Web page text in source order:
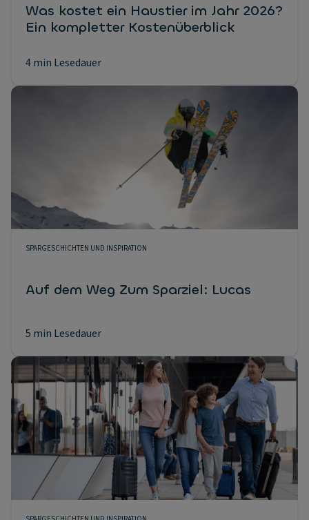
Was kostet ein Haustier im Jahr 2026?
Ein kompletter Kostenüberblick
4 min Lesedauer
SPARGESCHICHTEN UND INSPIRATION
Auf dem Weg Zum Sparziel: Lucas
5 min Lesedauer